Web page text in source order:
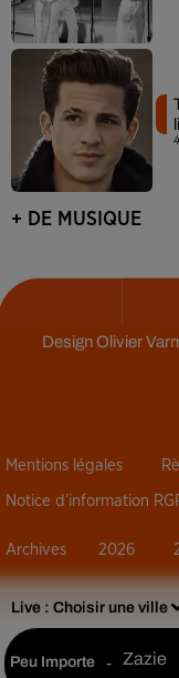
Live : Choisir une ville
Peu Importe - Zazie
+ DE MUSIQUE
DesignOlivier
Mentions légales
Notice d’information
Archives 2026